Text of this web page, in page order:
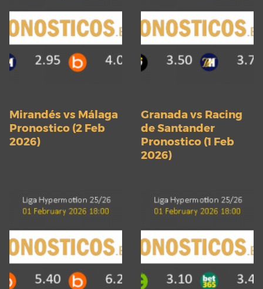
Mirandés vs Málaga
Pronostico (2 Feb
2026)
Granada vs Racing
de Santander
Pronostico (1 Feb
2026)